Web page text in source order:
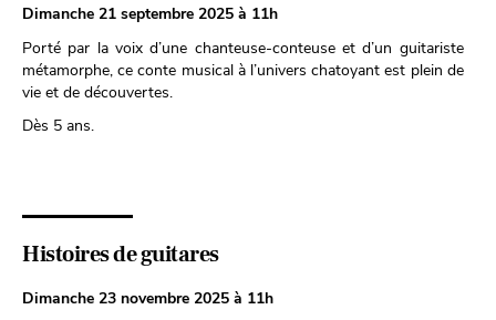
Dimanche 21 septembre 2025 à 11h
Porté par la voix d’une chanteuse-conteuse et d’un guitariste
métamorphe, ce conte musical à l’univers chatoyant est plein de
vie et de découvertes.
Dès 5 ans.
Histoires de guitares
Dimanche 23 novembre 2025 à 11h